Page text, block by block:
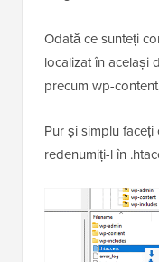
Odată ce sunteți
localizat în același
precum wp-
Pur și simplu
redenumiți-l în